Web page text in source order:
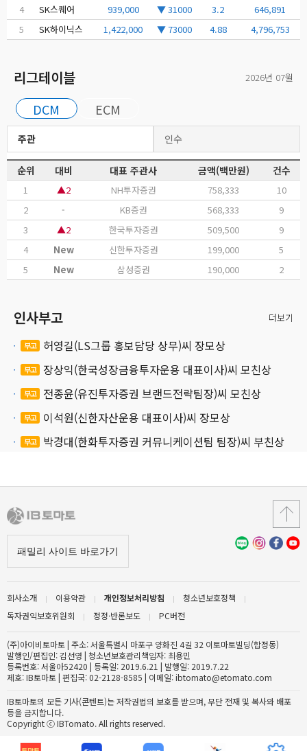
4
SK스퀘어 939,000 ▼ 31000 3.2
646,891
5
SK하이닉스 1,422,000 ▼ 73000 4.88 4,796,753
리그테이블 2026년 07월
DCM ECM
주관 인수
순위 대비 대표 주관사 금액(백만원) 건수
1 ▲2 NH투자증권 758,333
10
2
- KB증권 568,333
9
3
▲2 한국투자증권 509,500
9
4
New 신한투자증권 199,000
5
5
New 삼성증권 190,000 2
인사부고 더보기
부고 허영길(LS그룹 홍보담당 상무)씨 장모상
부고 장상익(한국성장금융투자운용 대표이사)씨 모친상
부고 전종윤(유진투자증권 브랜드전략팀장)씨 모친상
부고 이석원(신한자산운용 대표이사)씨 장모상
부고 박경대(한화투자증권 커뮤니케이션팀 팀장)씨 부친상
회사소개 이용약관 개인정보처리방침
청소년보호정책
독자권익보호위원회
정정·반론보도 PC버전
(주)아이비토마토 | 주소: 서울특별시 마포구 양화진 4길 32 이토마토빌딩(합정동)
발행인/편집인: 김선영 | 청소년보호관리책임자: 최용민
등록번호: 서울아52420 | 등록일: 2019.6.21 | 발행일: 2019.7.22
제호: IB토마토 | 편집국: 02-2128-8585 | 이메일: ibtomato@etomato.com
IB토마토의 모든 기사(콘텐트)는 저작권법의 보호를 받으며, 무단 전재 및 복사와 배포
등을 금지합니다.
Copyright ⓒ IBTomato. All rights reserved.